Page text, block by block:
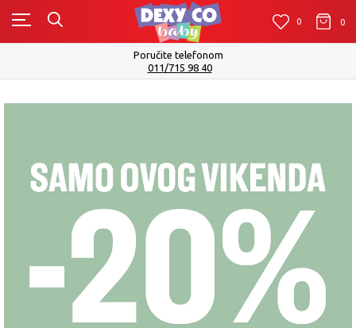
0 0
Poručite telefonom
011/715 98 40